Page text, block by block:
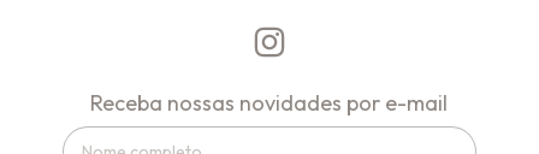
Receba nossas novidades por e-mail